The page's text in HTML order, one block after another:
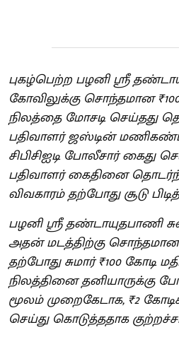
புகழ்பெற்ற பழனி ஶ்ரீ
கோவிலுக்கு சொந்தமான
நிலத்தை மோசடி செய்தது
பதிவாளர் ஜஸ்டின்
சிபிசிஐடி போலீசார் கைது
பதிவாளர் கைதினை
விவகாரம் தற்போது சூடு
பழனி ஶ்ரீ தண்டாயுதபாணி
அதன் மடத்திற்கு சொந்தமான
தற்போது சுமார் ₹100 கோடி
நிலத்தினை
மூலம் முறைகேடாக, ₹2
செய்து கொடுத்ததாக